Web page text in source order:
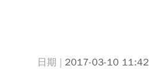
2017-03-10 11:42